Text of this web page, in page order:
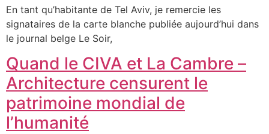
En tant qu’habitante de Tel Aviv, je remercie les
signataires de la carte blanche publiée aujourd’hui dans
le journal belge Le Soir,
Quand le CIVA et La Cambre –
Architecture censurent le
patrimoine mondial de
l’humanité